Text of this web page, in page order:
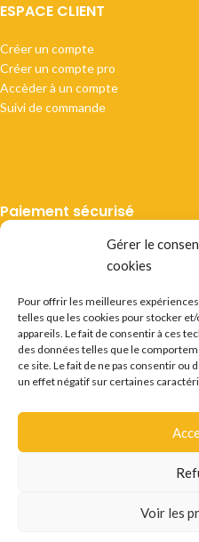
Gérer le
cookies
Pour offrir les meilleures
telles que les cookies pour stocker
appareils. Le fait de consentir à ces
des données telles que le
ce site. Le fait de ne pas consentir
un effet négatif sur certaines
Voir les
ESPACE CLIENT
Créer un compte
Créer un compte pro
Accèder à un compte
Suivi de commande
Paiement sécurisé
Livraison suivie
Vie